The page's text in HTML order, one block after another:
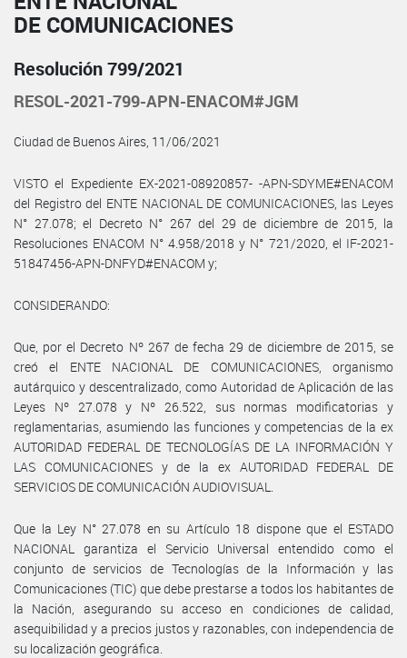
DE COMUNICACIONES
Resolución 799/2021
RESOL-2021-799-APN-ENACOM#JGM
Ciudad de Buenos Aires, 11/06/2021
VISTO el Expediente EX-2021-08920857- -APN-SDYME#ENACOM
del Registro del ENTE NACIONAL DE COMUNICACIONES, las Leyes
N° 27.078; el Decreto N° 267 del 29 de diciembre de 2015, la
Resoluciones ENACOM N° 4.958/2018 y N° 721/2020, el IF-2021-
51847456-APN-DNFYD#ENACOM y;
CONSIDERANDO:
Que, por el Decreto Nº 267 de fecha 29 de diciembre de 2015, se
creó el ENTE NACIONAL DE COMUNICACIONES, organismo
autárquico y descentralizado, como Autoridad de Aplicación de las
Leyes Nº 27.078 y Nº 26.522, sus normas modificatorias y
reglamentarias, asumiendo las funciones y competencias de la ex
AUTORIDAD FEDERAL DE TECNOLOGÍAS DE LA INFORMACIÓN Y
LAS COMUNICACIONES y de la ex AUTORIDAD FEDERAL DE
SERVICIOS DE COMUNICACIÓN AUDIOVISUAL.
Que la Ley N° 27.078 en su Artículo 18 dispone que el ESTADO
NACIONAL garantiza el Servicio Universal entendido como el
conjunto de servicios de Tecnologías de la Información y las
Comunicaciones (TIC) que debe prestarse a todos los habitantes de
la Nación, asegurando su acceso en condiciones de calidad,
asequibilidad y a precios justos y razonables, con independencia de
su localización geográfica.